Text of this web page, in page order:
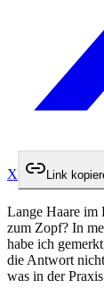
X Link
Lange Haare im
zum Zopf? In
habe ich
die Antwort
was in der